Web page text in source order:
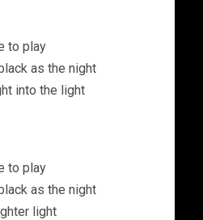
to play
as the night
into the light
to play
as the night
light